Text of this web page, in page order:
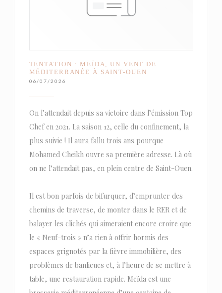
TENTATION : MEÏDA, UN VENT DE
MÉDITERRANÉE À SAINT-OUEN
06/07/2026
On l’attendait depuis sa victoire dans l’émission Top
Chef en 2021. La saison 12, celle du confinement, la
plus suivie ! Il aura fallu trois ans pourque
Mohamed Cheikh ouvre sa première adresse. Là où
on ne l’attendait pas, en plein centre de Saint-Ouen.
Il est bon parfois de bifurquer, d’emprunter des
chemins de traverse, de monter dans le RER et de
balayer les clichés qui aimeraient encore croire que
le « Neuf-trois » n’a rien à offrir hormis des
espaces grignotés par la fièvre immobilière, des
problèmes de banlieues et, à l’heure de se mettre à
table, une restauration rapide. Meïda est une